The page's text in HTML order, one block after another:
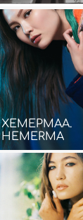
ХЕМЕРМАА.
HEMERMA